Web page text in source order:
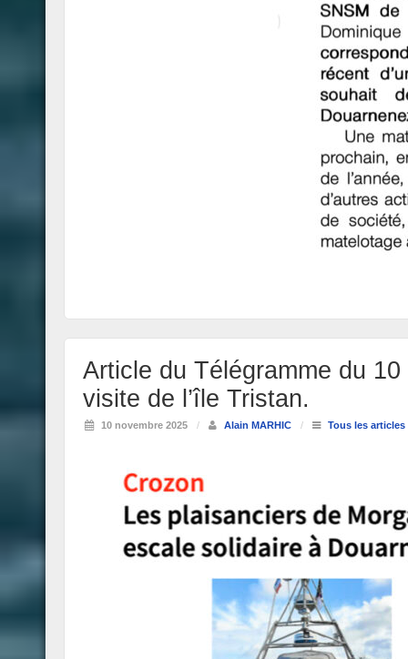
Article du Télégramme du
visite de l’île Tristan.
10 novembre 2025 / Alain MARHIC / Tous les articles